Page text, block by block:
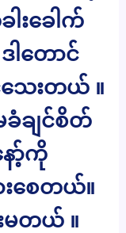
းခေါက်
ါတောင်
ေးတယ် ။
ချင်စိတ်
ာ့်ကို
းစေတယ်။
မတယ် ။